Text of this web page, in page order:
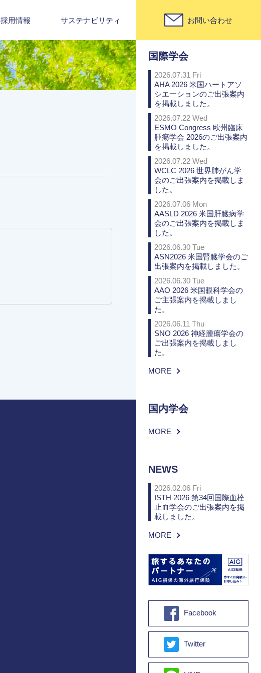
採用情報 サステナビリティ お問い合わせ
PICK UP
国際学会
2026.07.31 Fri
AHA 2026 米国ハートアソ
シエーションのご出張案内
を掲載しました。
2026.07.22 Wed
ESMO Congress 欧州臨床
腫瘍学会 2026のご出張案内
を掲載しました。
2026.07.22 Wed
WCLC 2026 世界肺がん学
会のご出張案内を掲載しま
した。
2026.07.06 Mon
AASLD 2026 米国肝臓病学
会のご出張案内を掲載しま
した。
2026.06.30 Tue
ASN2026 米国腎臓学会のご
出張案内を掲載しました。
2026.06.30 Tue
AAO 2026 米国眼科学会の
ご主張案内を掲載しまし
た。
2026.06.11 Thu
SNO 2026 神経腫瘍学会の
ご出張案内を掲載しまし
た。
MORE
国内学会
MORE
NEWS
2026.02.06 Fri
ISTH 2026 第34回国際血栓
止血学会のご出張案内を掲
載しました。
MORE
Facebook
Twitter